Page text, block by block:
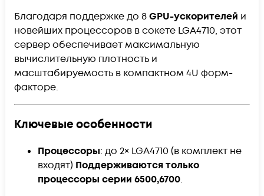
Благодаря поддержке до 8GPU-ускорителей и
новейших процессоров в сокете LGA4710, этот
сервер обеспечивает максимальную
вычислительную плотность и
масштабируемость в компактном 4U форм-
факторе.
Ключевые особенности
Процессоры: до 2× LGA4710 (в комплект не
входят) Поддерживаются только
процессоры серии 6500,6700.